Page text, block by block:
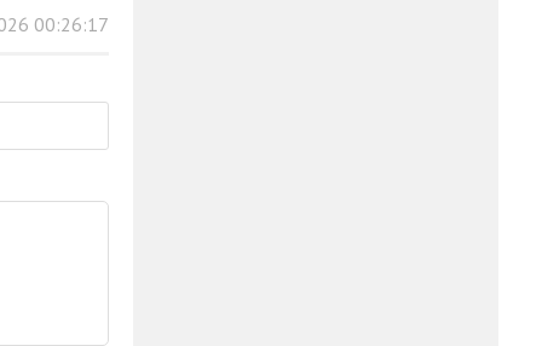
00:26:17